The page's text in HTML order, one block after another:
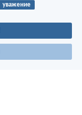
уважение